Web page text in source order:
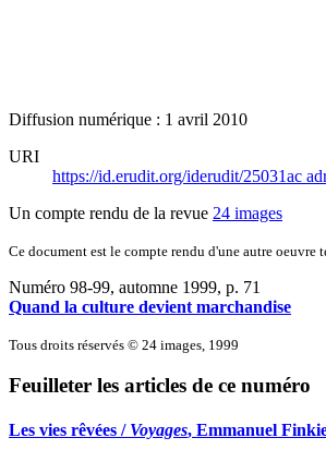
Diffusion numérique : 1 avril 2010
URI
https://id.erudit.org/iderudit/25031ac
Un compte rendu de la revue 24 images
Ce document est le compte rendu d'une autre
Numéro 98-99, automne 1999, p. 71
Quand la culture devient marchandise
Tous droits réservés © 24 images, 1999
Feuilleter les articles de ce numéro
Les vies rêvées / Voyages, Emmanuel